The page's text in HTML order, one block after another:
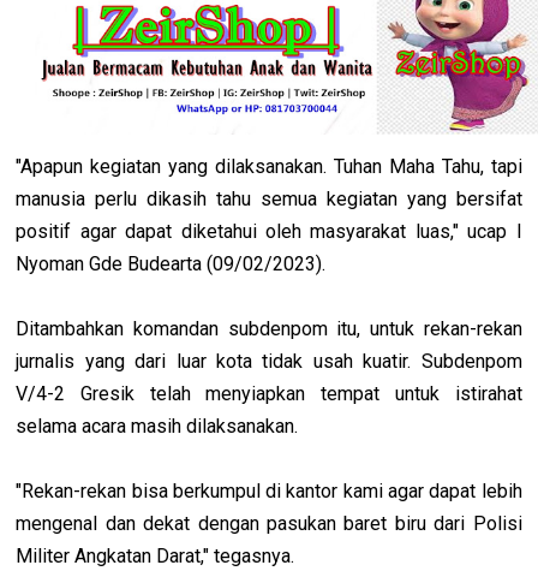
"Apapun kegiatan yang dilaksanakan. Tuhan Maha Tahu, tapi
manusia perlu dikasih tahu semua kegiatan yang bersifat
positif agar dapat diketahui oleh masyarakat luas," ucap I
Nyoman Gde Budearta (09/02/2023).
Ditambahkan komandan subdenpom itu, untuk rekan-rekan
jurnalis yang dari luar kota tidak usah kuatir. Subdenpom
V/4-2 Gresik telah menyiapkan tempat untuk istirahat
selama acara masih dilaksanakan.
"Rekan-rekan bisa berkumpul di kantor kami agar dapat lebih
mengenal dan dekat dengan pasukan baret biru dari Polisi
Militer Angkatan Darat," tegasnya.